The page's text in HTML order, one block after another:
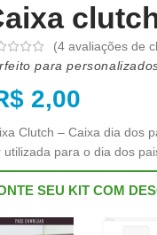
(4 avaliações de
para
2,00
Clutch – Caixa dia dos
utilizada para o dia dos
SEU KIT COM